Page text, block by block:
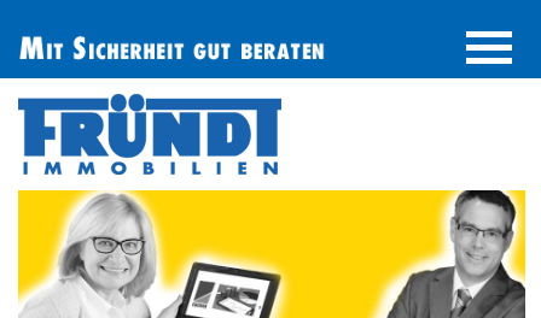
UNTERNEHMEN
IMMOBILIE FINDEN
IMMOBILIE ANBIETEN
BERATUNG
ÜBER UNS